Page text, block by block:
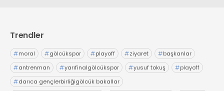
Trendler
#moral #gölcükspor #playoff #ziyaret #başkanlar
#antrenman #yarıfinalgölcükspor #yusuf tokuş #playoff
#darıca gençlerbirliğigölcük bakallar